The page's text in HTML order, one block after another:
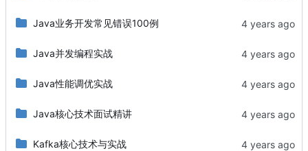
Java业务开发常见错误100例
Java并发编程实战
Java性能调优实战
Java核心技术面试精讲
Kafka核心技术与实战